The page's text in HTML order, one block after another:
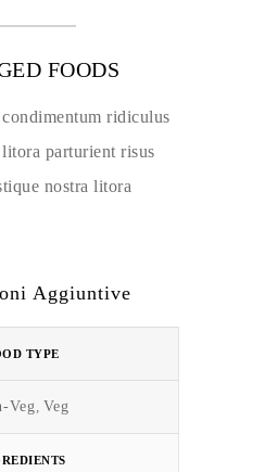
FOODS
ridiculus
parturient risus
nostra litora
Aggiuntive
TYPE
Veg, Veg